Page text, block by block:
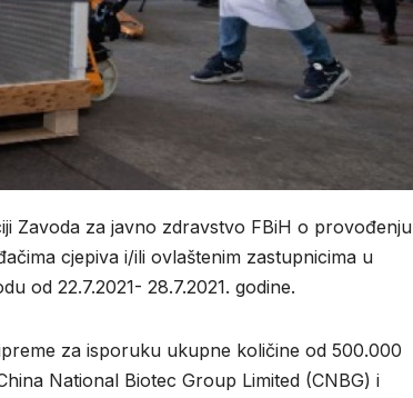
Zavoda za javno zdravstvo FBiH o provođenju
cjepiva i/ili ovlaštenim zastupnicima u
od 22.7.2021- 28.7.2021. godine.
za isporuku ukupne količine od 500.000
National Biotec Group Limited (CNBG) i